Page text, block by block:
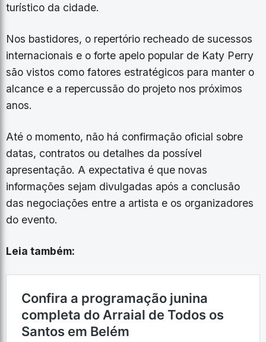
turístico da cidade.
Nos bastidores, o repertório recheado de sucessos
internacionais e o forte apelo popular de Katy Perry
são vistos como fatores estratégicos para manter o
alcance e a repercussão do projeto nos próximos
anos.
Até o momento, não há confirmação oficial sobre
datas, contratos ou detalhes da possível
apresentação. A expectativa é que novas
informações sejam divulgadas após a conclusão
das negociações entre a artista e os organizadores
do evento.
Leia também: